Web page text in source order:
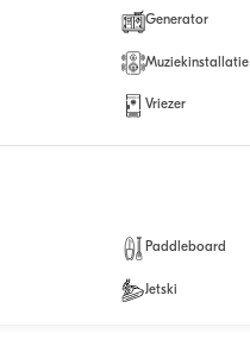
Generator
Muziekinstallatie
Vriezer
Paddleboard
Jetski